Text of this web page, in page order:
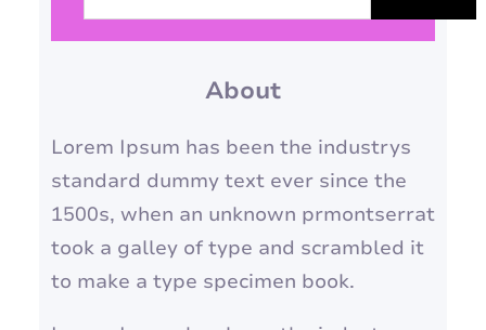
fim da fase reprodutiva, mas
inaugura um novo capítulo
repleto de potencial e
navegarmos por essa…
s
a
r
About
Lorem Ipsum has been the industrys
standard dummy text ever since the
1500s, when an unknown prmontserrat
took a galley of type and scrambled it
to make a type specimen book.